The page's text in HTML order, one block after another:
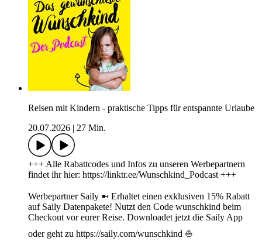
Reisen mit Kindern - praktische Tipps für entspannte Urlaube
20.07.2026
27 Min.
+++ Alle Rabattcodes und Infos zu unseren Werbepartnern
findet ihr hier: https://linktr.ee/Wunschkind_Podcast +++
Werbepartner Saily ➼ Erhaltet einen exklusiven 15% Rabatt
auf Saily Datenpakete! Nutzt den Code wunschkind beim
Checkout vor eurer Reise. Downloadet jetzt die Saily App
oder geht zu https://saily.com/wunschkind ⛵